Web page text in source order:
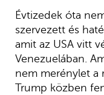
Évtizedek óta
szervezett és
amit az USA vitt
Venezuelában.
nem merénylet a
Trump közben